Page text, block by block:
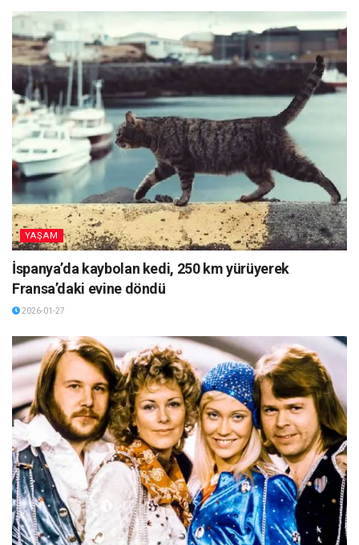
YAŞAM
İspanya’da kaybolan kedi, 250 km yürüyerek
Fransa’daki evine döndü
2026-01-27